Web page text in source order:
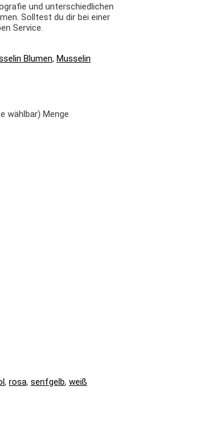
und unterschiedlichen
Solltest du dir bei einer
Service.
Blumen, Musselin
wählbar) Menge
, rosa, senfgelb, weiß